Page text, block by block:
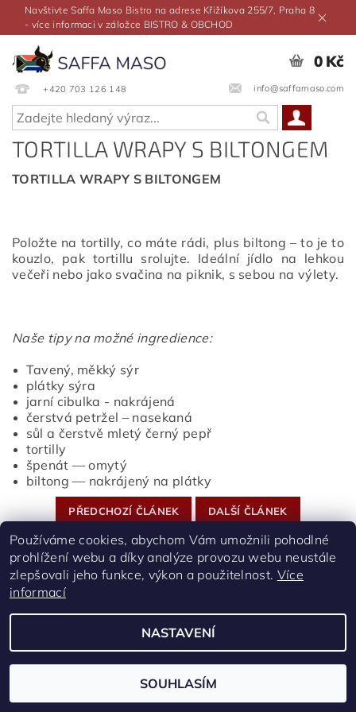
Navštivte Saffa Maso Bistro na adrese Křižíkova 255/7, Praha 8
- více informaci v záložce BISTRO & OBCHOD
+420 703 126 148 info@saffamaso.com
0 Kč
TORTILLA WRAPY S BILTONGEM
TORTILLA WRAPY S BILTONGEM
Položte na tortilly, co máte rádi, plus biltong – to je to
kouzlo, pak tortillu srolujte. Ideální jídlo na lehkou
večeři nebo jako svačina na piknik, s sebou na výlety.
Naše tipy na možné ingredience:
Tavený, měkký sýr
plátky sýra
jarní cibulka - nakrájená
čerstvá petržel – nasekaná
sůl a čerstvě mletý černý pepř
tortilly
špenát — omytý
biltong — nakrájený na plátky
PŘEDCHOZÍ ČLÁNEK DALŠÍ ČLÁNEK
Facebook | Instagram
Biltong | Saffa Maso | Hovězí sušené maso
Vytvořil Shoptet
Používáme cookies, abychom Vám umožnili pohodlné
prohlížení webu a díky analýze provozu webu neustále
zlepšovali jeho funkce, výkon a použitelnost. Více
informací
NASTAVENÍ
SOUHLASÍM